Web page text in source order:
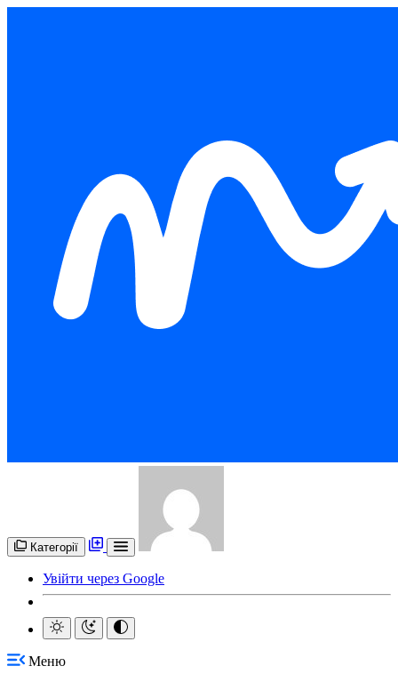
Категорії
Увійти через Google
Меню